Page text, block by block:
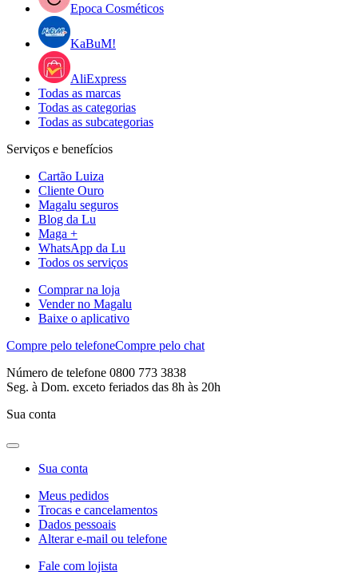
Epoca Cosméticos
KaBuM!
AliExpress
Todas as marcas
Todas as categorias
Todas as subcategorias
Serviços e benefícios
Cartão Luiza
Cliente Ouro
Magalu seguros
Blog da Lu
Maga +
WhatsApp da Lu
Todos os serviços
Comprar na loja
Vender no Magalu
Baixe o aplicativo
Compre pelo telefoneCompre pelo chat
Número de telefone 0800 773 3838
Seg. à Dom. exceto feriados das 8h às 20h
Sua conta
Sua conta
Meus pedidos
Trocas e cancelamentos
Dados pessoais
Alterar e-mail ou telefone
Fale com lojista